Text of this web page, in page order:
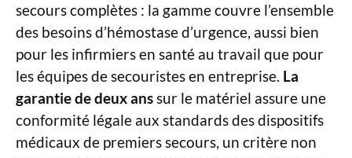
secours complètes : la gamme couvre l’ensemble
des besoins d’hémostase d’urgence, aussi bien
pour les infirmiers en santé au travail que pour
les équipes de secouristes en entreprise. La
garantie de deux anssur le matériel assure une
conformité légale aux standards des dispositifs
médicaux de premiers secours, un critère non